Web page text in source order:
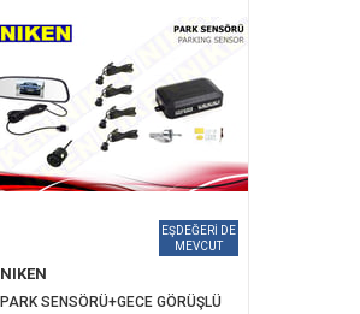
NIKEN
PARK SENSÖRÜ+GECE GÖRÜŞLÜ